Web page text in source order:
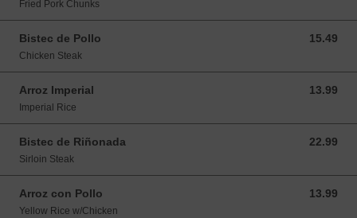
Fried Pork Chunks
Bistec de Pollo 15.49
15.49 USD
Chicken Steak
Arroz Imperial 13.99
13.99 USD
Imperial Rice
Bistec de Riñonada 22.99
22.99 USD
Sirloin Steak
Arroz con Pollo 13.99
13.99 USD
Yellow Rice w/Chicken